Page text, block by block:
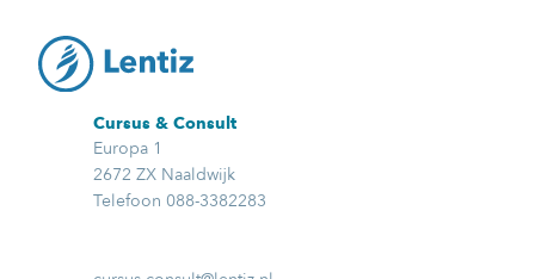
Cursus & Consult
Europa 1
2672 ZX Naaldwijk
Telefoon 088-3382283